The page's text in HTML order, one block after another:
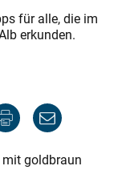
für alle, die im
erkunden.
mit goldbraun